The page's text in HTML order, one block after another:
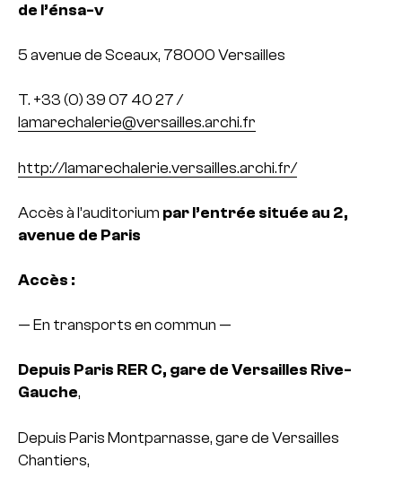
de l’énsa-v
5 avenue de Sceaux, 78000 Versailles
T. +33 (0) 39 07 40 27 /
lamarechalerie@versailles.archi.fr
http://lamarechalerie.versailles.archi.fr/
Accès à l’auditorium par l’entrée située au 2,
avenue de Paris
Accès :
— En transports en commun —
Depuis Paris RER C, gare de Versailles Rive-
Gauche,
Depuis Paris Montparnasse, gare de Versailles
Chantiers,